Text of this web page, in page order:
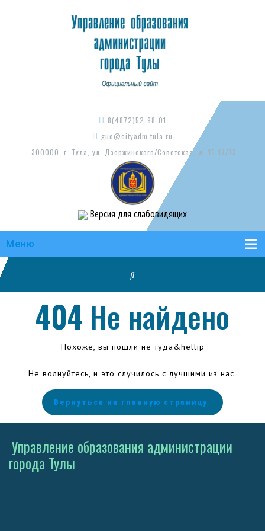
8(4872)52-98-01
guo@cityadm.tula.ru
300000, г. Тула, ул. Дзержинского/Советская, д. 15-17/73
Версия для слабовидящих
Меню
404 Не найдено
Похоже, вы пошли не туда&hellip
Не волнуйтесь, и это случилось с лучшими из нас.
Вернуться на главную страницу
Управление образования администрации
города Тулы